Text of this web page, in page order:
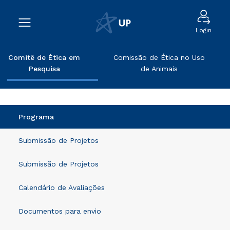
Login
Comitê de Ética em
Pesquisa
Comissão de Ética no Uso
de Animais
Programa
Submissão de Projetos
Submissão de Projetos
Calendário de Avaliações
Documentos para envio